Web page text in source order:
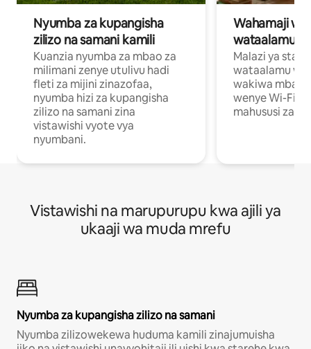
Nyumba za kupangisha
zilizo na samani kamili
Kuanzia nyumba za mbao za
milimani zenye utulivu hadi
fleti za mijini zinazofaa,
nyumba hizi za kupangisha
zilizo na samani zina
vistawishi vyote vya
nyumbani.
Wahamaji
wataalamu
Malazi ya
wataalamu
wakiwa mbali
wenye Wi-Fi
mahususi za
Vistawishi na marupurupu kwa ajili ya
ukaaji wa muda mrefu
Nyumba za kupangisha zilizo na samani
Nyumba zilizowekewa huduma kamili zinajumuisha